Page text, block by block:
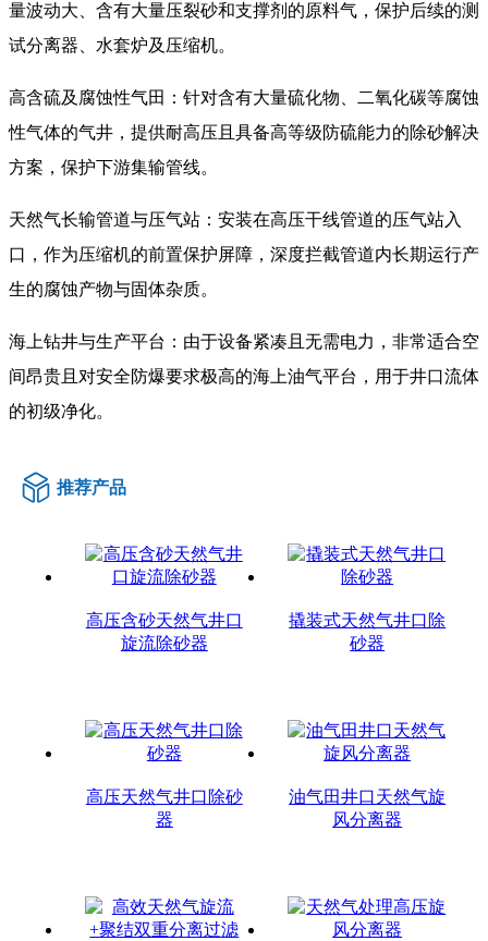
量波动大、含有大量压裂砂和支撑剂的原料气，保护后续的测
试分离器、水套炉及压缩机。
高含硫及腐蚀性气田：针对含有大量硫化物、二氧化碳等腐蚀
性气体的气井，提供耐高压且具备高等级防硫能力的除砂解决
方案，保护下游集输管线。
天然气长输管道与压气站：安装在高压干线管道的压气站入
口，作为压缩机的前置保护屏障，深度拦截管道内长期运行产
生的腐蚀产物与固体杂质。
海上钻井与生产平台：由于设备紧凑且无需电力，非常适合空
间昂贵且对安全防爆要求极高的海上油气平台，用于井口流体
的初级净化。
推荐产品
高压含砂天然气井口
旋流除砂器
撬装式天然气井口除
砂器
高压天然气井口除砂
器
油气田井口天然气旋
风分离器